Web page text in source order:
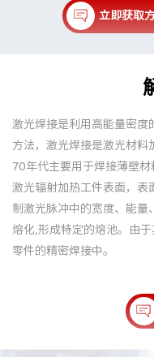
立即获取
激光焊接是利用高能量密度
方法，激光焊接是激光材
70年代主要用于焊接薄壁
激光辐射加热工件表面，表
制激光脉冲中的宽度、能量
熔化,形成特定的熔池。由
零件的精密焊接中。